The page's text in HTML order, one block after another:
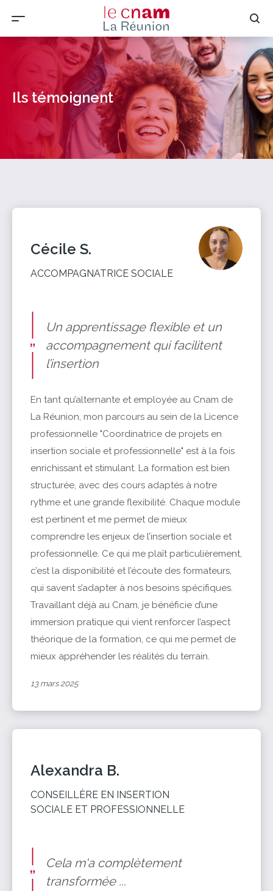
Ils témoignent
Alexandra B.
CONSEILLÈRE EN INSERTION
SOCIALE ET PROFESSIONNELLE
Cela m'a complètement
transformée ...
Cécile S.
ACCOMPAGNATRICE SOCIALE
Un apprentissage flexible et un
accompagnement qui facilitent
l’insertion
En tant qu’alternante et employée au Cnam de
La Réunion, mon parcours au sein de la Licence
professionnelle "Coordinatrice de projets en
insertion sociale et professionnelle" est à la fois
enrichissant et stimulant. La formation est bien
structurée, avec des cours adaptés à notre
rythme et une grande flexibilité. Chaque module
est pertinent et me permet de mieux
comprendre les enjeux de l’insertion sociale et
professionnelle. Ce qui me plaît particulièrement,
c’est la disponibilité et l’écoute des formateurs,
qui savent s’adapter à nos besoins spécifiques.
Travaillant déjà au Cnam, je bénéficie d’une
immersion pratique qui vient renforcer l’aspect
théorique de la formation, ce qui me permet de
mieux appréhender les réalités du terrain.
13 mars 2025